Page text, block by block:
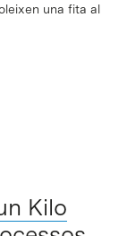
una fita al
Kilo